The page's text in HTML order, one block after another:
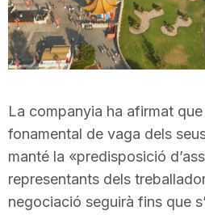
r
g
o
La companyia ha afirmat
fonamental de vaga dels
manté la «predisposició
representants dels
negociació seguirà fins que